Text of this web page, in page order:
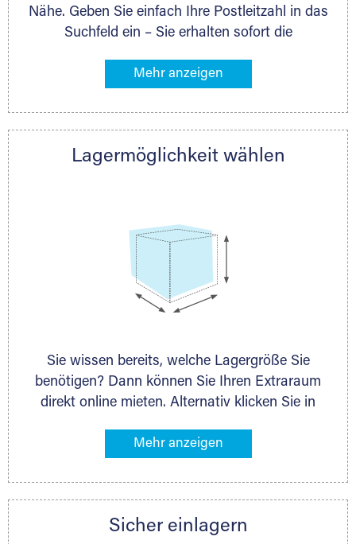
Nähe. Geben Sie einfach Ihre Postleitzahl in das
Suchfeld ein – Sie erhalten sofort die
Lagermöglichkeiten in Ihrer Nähe. An zahlreichen
direkt online mieten. Gibt es Extraraum noch
nächstgelegenen Partner und besprechen alles
Lagermöglichkeit wählen
Sie wissen bereits, welche Lagergröße Sie
benötigen? Dann können Sie Ihren Extraraum
direkt online mieten. Alternativ klicken Sie in
Gegenstände an, die Sie einlagern möchten –
ermittelt. Natürlich steht Ihnen Ihr Extraraum
persönlich hinsichtlich Lagervolumen und zu
Sicher einlagern